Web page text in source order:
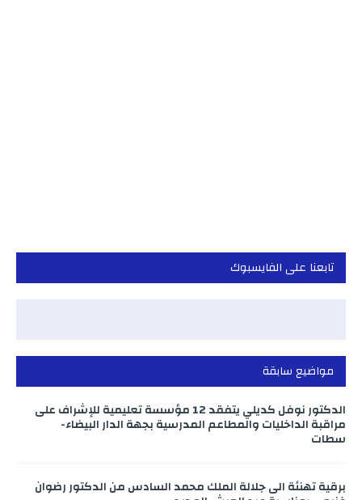
تابعنا على الفايسبوك
مواضيع سابقة
الدكتور نوفل كديلي يتفقد 12 مؤسسة تعليمية للإشراف على
مراقبة الداخليات والمطاعم المدرسية بجهة الدار البيضاء-
سطات
برقية تهنئة الى جلالة الملك محمد السادس من الدكتور رضوان